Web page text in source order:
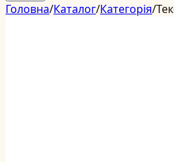
Головна/Каталог/Категорія/